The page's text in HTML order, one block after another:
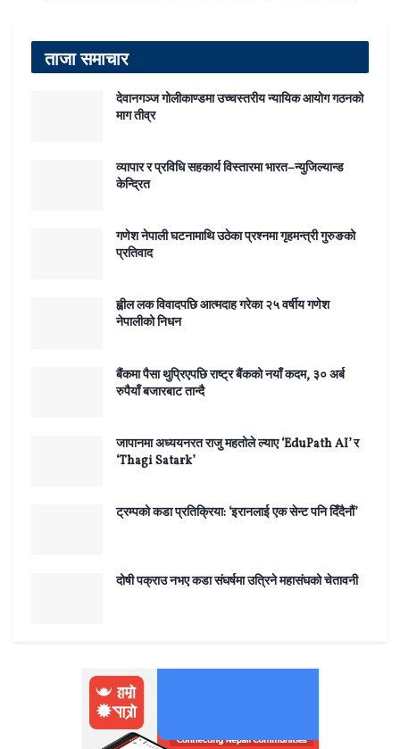
ताजा समाचार
देवानगञ्ज गोलीकाण्डमा उच्चस्तरीय न्यायिक आयोग गठनको
माग तीव्र
व्यापार र प्रविधि सहकार्य विस्तारमा भारत–न्युजिल्यान्ड
केन्द्रित
गणेश नेपाली घटनामाथि उठेका प्रश्नमा गृहमन्त्री गुरुङको
प्रतिवाद
ह्वील लक विवादपछि आत्मदाह गरेका २५ वर्षीय गणेश
नेपालीको निधन
बैंकमा पैसा थुप्रिएपछि राष्ट्र बैंकको नयाँ कदम, ३० अर्ब
रुपैयाँ बजारबाट तान्दै
जापानमा अध्ययनरत राजु महतोले ल्याए ‘EduPath AI’ र
‘Thagi Satark’
ट्रम्पको कडा प्रतिक्रिया: ‘इरानलाई एक सेन्ट पनि दिँदैनौं’
दोषी पक्राउ नभए कडा संघर्षमा उत्रिने महासंघको चेतावनी